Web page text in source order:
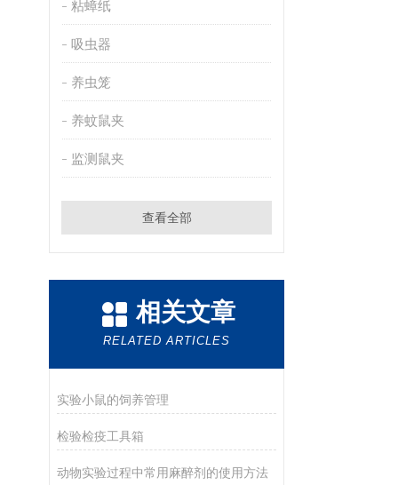
粘蟑纸
吸虫器
养虫笼
养蚊鼠夹
监测鼠夹
查看全部
相关文章
RELATED ARTICLES
实验小鼠的饲养管理
检验检疫工具箱
动物实验过程中常用麻醉剂的使用方法